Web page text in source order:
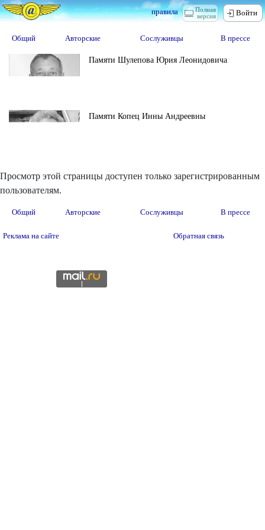
Полная
версия
правила Войти
Общий Авторские Сослуживцы В прессе
Памяти Шулепова Юрия Леонидовича
Памяти Копец Инны Андреевны
Просмотр этой страницы доступен только зарегистрированным
пользователям.
Общий Авторские Сослуживцы В прессе
Реклама на сайте Обратная связь